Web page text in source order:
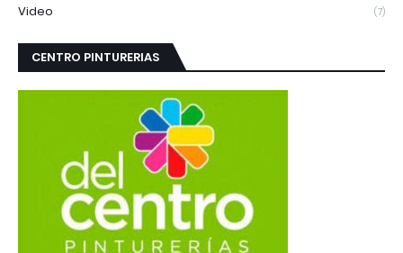
Video (7)
CENTRO PINTURERIAS